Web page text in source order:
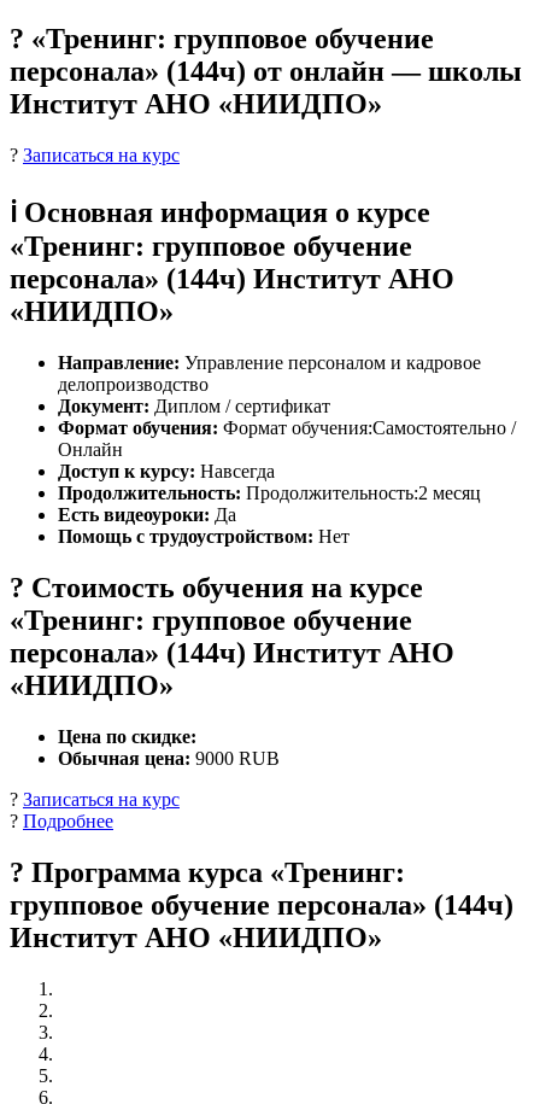
? «Тренинг: групповое обучение
персонала» (144ч) от онлайн — школы
Институт АНО «НИИДПО»
? Записаться на курс
ℹ️ Основная информация о курсе
«Тренинг: групповое обучение
персонала» (144ч) Институт АНО
«НИИДПО»
Направление: Управление персоналом и кадровое
делопроизводство
Документ: Диплом / сертификат
Формат обучения: Формат обучения:Самостоятельно /
Онлайн
Доступ к курсу: Навсегда
Продолжительность: Продолжительность:2 месяц
Есть видеоуроки: Да
Помощь с трудоустройством: Нет
? Стоимость обучения на курсе
«Тренинг: групповое обучение
персонала» (144ч) Институт АНО
«НИИДПО»
Цена по скидке:
Обычная цена: 9000 RUB
? Записаться на курс
? Подробнее
? Программа курса «Тренинг:
групповое обучение персонала» (144ч)
Институт АНО «НИИДПО»